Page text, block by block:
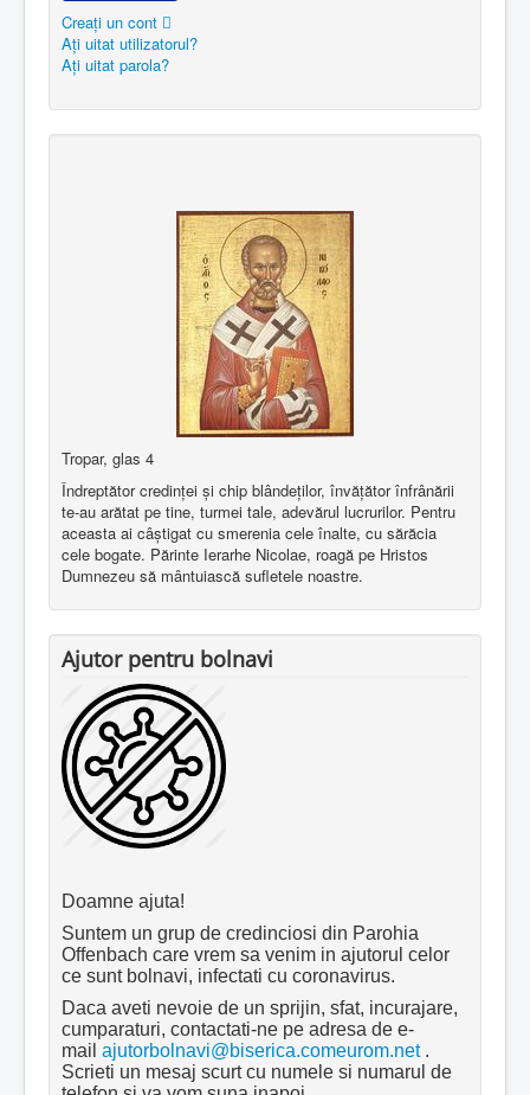
Creaţi un cont
Aţi uitat utilizatorul?
Aţi uitat parola?
Tropar, glas 4
Îndreptător credinţei şi chip blândeţilor, învăţător înfrânării
te-au arătat pe tine, turmei tale, adevărul lucrurilor. Pentru
aceasta ai câştigat cu smerenia cele înalte, cu sărăcia
cele bogate. Părinte Ierarhe Nicolae, roagă pe Hristos
Dumnezeu să mântuiască sufletele noastre.
Ajutor pentru bolnavi
Doamne ajuta!
Suntem un grup de credinciosi din Parohia
Offenbach care vrem sa venim in ajutorul celor
ce sunt bolnavi, infectati cu coronavirus.
Daca aveti nevoie de un sprijin, sfat, incurajare,
cumparaturi, contactati-ne pe adresa de e-
mail ajutorbolnavi@biserica.comeurom.net.
Scrieti un mesaj scurt cu numele si numarul de